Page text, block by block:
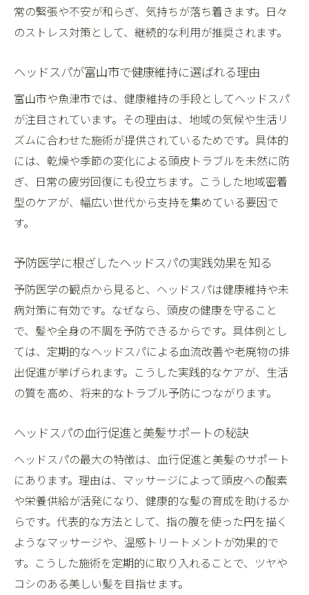
常の緊張や不安が和らぎ、気持ちが落ち着きます。日々
のストレス対策として、継続的な利用が推奨されます。
ヘッドスパが富山市で健康維持に選ばれる理由
富山市や魚津市では、健康維持の手段としてヘッドスパ
が注目されています。その理由は、地域の気候や生活リ
ズムに合わせた施術が提供されているためです。具体的
には、乾燥や季節の変化による頭皮トラブルを未然に防
ぎ、日常の疲労回復にも役立ちます。こうした地域密着
型のケアが、幅広い世代から支持を集めている要因で
す。
予防医学に根ざしたヘッドスパの実践効果を知る
予防医学の観点から見ると、ヘッドスパは健康維持や未
病対策に有効です。なぜなら、頭皮の健康を守ること
で、髪や全身の不調を予防できるからです。具体例とし
ては、定期的なヘッドスパによる血流改善や老廃物の排
出促進が挙げられます。こうした実践的なケアが、生活
の質を高め、将来的なトラブル予防につながります。
ヘッドスパの血行促進と美髪サポートの秘訣
ヘッドスパの最大の特徴は、血行促進と美髪のサポート
にあります。理由は、マッサージによって頭皮への酸素
や栄養供給が活発になり、健康的な髪の育成を助けるか
らです。代表的な方法として、指の腹を使った円を描く
ようなマッサージや、温感トリートメントが効果的で
す。こうした施術を定期的に取り入れることで、ツヤや
コシのある美しい髪を目指せます。